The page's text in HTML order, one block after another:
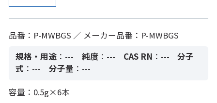
品番：P-MWBGS ／ メーカー品番：P-MWBGS
規格・用途 ：--- 純度：--- CAS RN ：---
分子
式 ：--- 分子量 ：---
容量：0.5g×6本